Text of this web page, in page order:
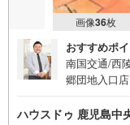
画像36枚
おすすめポ
南国交通/西
郷団地入口
■周辺環境■
ハウスドゥ 鹿児島